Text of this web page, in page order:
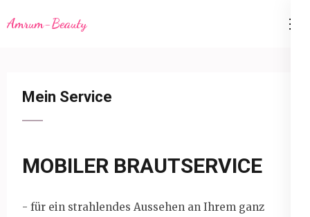
to
Enter)
Amrum-Beauty
Mein Service
MOBILER BRAUTSERVICE
- für ein strahlendes Aussehen an Ihrem ganz